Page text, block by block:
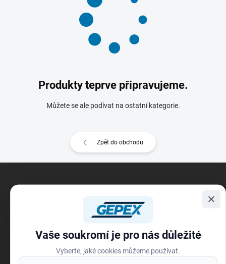
Vaše soukromí je pro nás důležité
Vyberte, jaké cookies můžeme používat.
×
Produkty teprve připravujeme.
Můžete se ale podívat na ostatní kategorie.
Zpět do obchodu